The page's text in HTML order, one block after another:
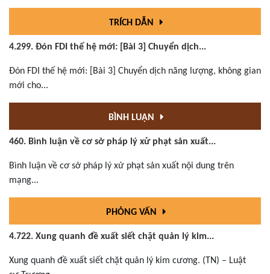
TRÍCH DẪN
4.299. Đón FDI thế hệ mới: [Bài 3] Chuyển dịch...
Đón FDI thế hệ mới: [Bài 3] Chuyển dịch năng lượng, không gian
mới cho...
BÌNH LUẬN
460. Bình luận về cơ sở pháp lý xử phạt sản xuất...
Bình luận về cơ sở pháp lý xử phạt sản xuất nội dung trên
mạng...
PHỎNG VẤN
4.722. Xung quanh đề xuất siết chặt quản lý kim...
Xung quanh đề xuất siết chặt quản lý kim cương. (TN) – Luật